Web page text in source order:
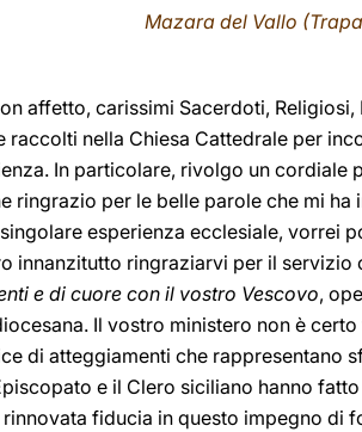
Mazara del Vallo
affetto, carissimi Sacerdoti,
raccolti nella Chiesa Cattedrale per
In particolare, rivolgo un cordiale
ringrazio per le belle parole che mi
esperienza ecclesiale, vorrei
innanzitutto ringraziarvi per il
e di cuore con il vostro Vescovo,
Il vostro ministero non è
di atteggiamenti che rappresentano
e il Clero siciliano hanno
fiducia in questo impegno di